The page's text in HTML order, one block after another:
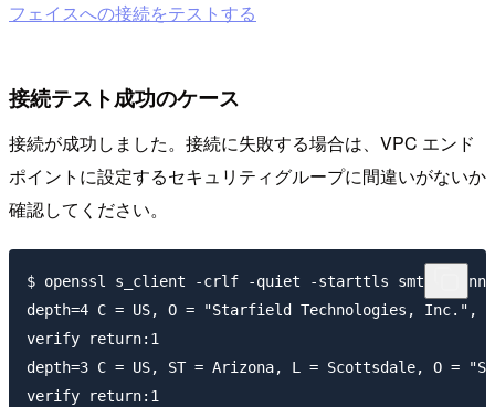
フェイスへの接続をテストする
接続テスト成功のケース
接続が成功しました。接続に失敗する場合は、VPC エンド
ポイントに設定するセキュリティグループに間違いがないか
確認してください。
$ openssl s_client -crlf -quiet -starttls smtp -connect
depth=4 C = US, O = "Starfield Technologies,
verify return:1
depth=3 C = US, ST = Arizona, L = Scottsdale, O
verify return:1